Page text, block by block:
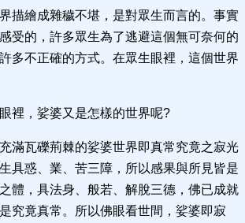
描繪成雜穢不堪，是對眾生而言的。事實
受的，許多眾生為了逃避這個無可奈何的
多不正確的方式。在眾生眼裡，這個世界
裡，娑婆又是怎樣的世界呢?
滿瓦礫荊棘的娑婆世界即真常究竟之寂光
具惑、業、苦三障，所以感果與所見皆是
體，具法身、般若、解脫三德，佛已成就
究竟真常。所以佛眼看世間，娑婆即寂